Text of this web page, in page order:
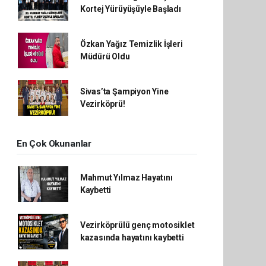
Kortej Yürüyüşüyle Başladı
Özkan Yağız Temizlik İşleri
Müdürü Oldu
Sivas’ta Şampiyon Yine
Vezirköprü!
En Çok Okunanlar
Mahmut Yılmaz Hayatını
Kaybetti
Vezirköprülü genç motosiklet
kazasında hayatını kaybetti